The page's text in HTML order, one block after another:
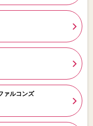
ァルコンズ